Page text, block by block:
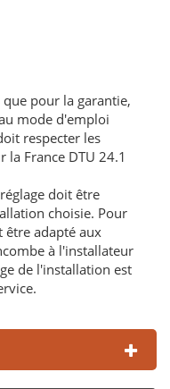
pour la garantie,
mode d'emploi
respecter les
France DTU 24.1
doit être
choisie. Pour
être adapté aux
à l'installateur
de l'installation est